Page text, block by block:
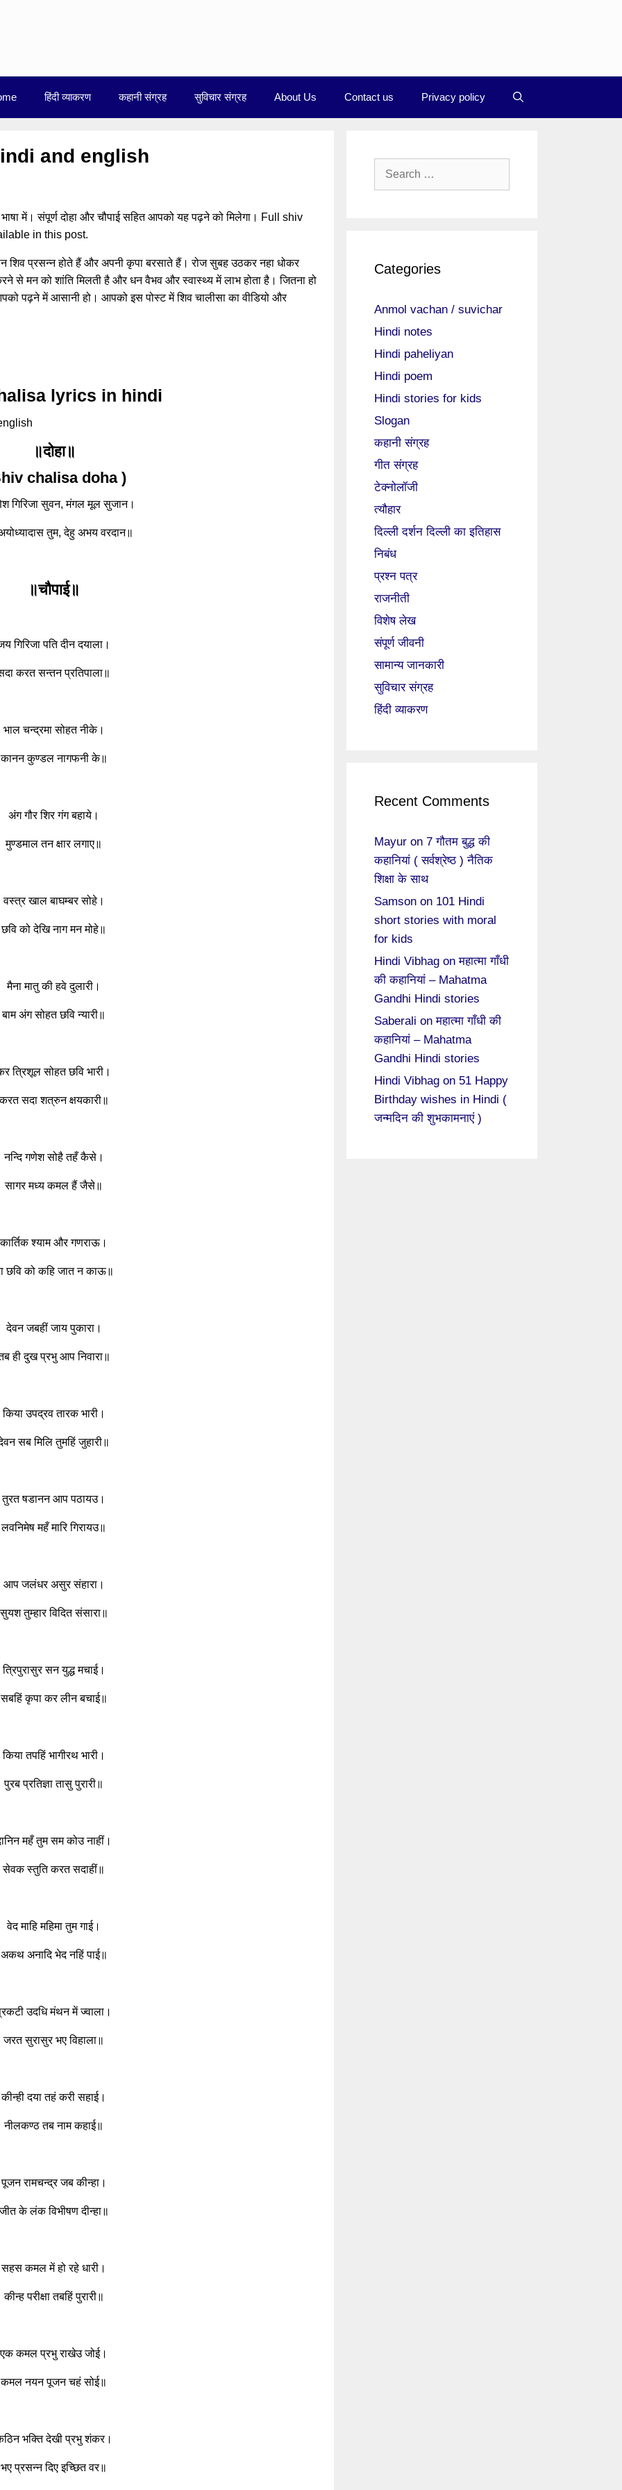
हिंदी व्याकरण कहानी संग्रह सुविचार संग्रह About Us Contact us Privacy policy
and english
में। संपूर्ण दोहा और चौपाई सहित आपको यह पढ़ने को मिलेगा। Full shiv
in this post.
शिव प्रसन्न होते हैं और अपनी कृपा बरसाते हैं। रोज सुबह उठकर नहा धोकर
से मन को शांति मिलती है और धन वैभव और स्वास्थ्य में लाभ होता है। जितना हो
पढ़ने में आसानी हो। आपको इस पोस्ट में शिव चालीसा का वीडियो और
lyrics in hindi
॥दोहा॥
chalisa doha )
गिरिजा सुवन, मंगल मूल सुजान।
तुम, देहु अभय वरदान॥
॥चौपाई॥
गिरिजा पति दीन दयाला।
करत सन्तन प्रतिपाला॥
भाल चन्द्रमा सोहत नीके।
कानन कुण्डल नागफनी के॥
अंग गौर शिर गंग बहाये।
मुण्डमाल तन क्षार लगाए॥
वस्त्र खाल बाघम्बर सोहे।
छवि को देखि नाग मन मोहे॥
मैना मातु की हवे दुलारी।
बाम अंग सोहत छवि न्यारी॥
त्रिशूल सोहत छवि भारी।
सदा शत्रुन क्षयकारी॥
नन्दि गणेश सोहै तहँ कैसे।
सागर मध्य कमल हैं जैसे॥
कार्तिक श्याम और गणराऊ।
छवि को कहि जात न काऊ॥
देवन जबहीं जाय पुकारा।
ही दुख प्रभु आप निवारा॥
किया उपद्रव तारक भारी।
सब मिलि तुमहिं जुहारी॥
तुरत षडानन आप पठायउ।
लवनिमेष महँ मारि गिरायउ॥
आप जलंधर असुर संहारा।
सुयश तुम्हार विदित संसारा॥
त्रिपुरासुर सन युद्ध मचाई।
सबहिं कृपा कर लीन बचाई॥
किया तपहिं भागीरथ भारी।
पुरब प्रतिज्ञा तासु पुरारी॥
महँ तुम सम कोउ नाहीं।
सेवक स्तुति करत सदाहीं॥
वेद माहि महिमा तुम गाई।
अकथ अनादि भेद नहिं पाई॥
उदधि मंथन में ज्वाला।
जरत सुरासुर भए विहाला॥
कीन्ही दया तहं करी सहाई।
नीलकण्ठ तब नाम कहाई॥
पूजन रामचन्द्र जब कीन्हा।
के लंक विभीषण दीन्हा॥
सहस कमल में हो रहे धारी।
कीन्ह परीक्षा तबहिं पुरारी॥
एक कमल प्रभु राखेउ जोई।
कमल नयन पूजन चहं सोई॥
भक्ति देखी प्रभु शंकर।
भए प्रसन्न दिए इच्छित वर॥
Search
Categories
Anmol vachan / suvichar
Hindi notes
Hindi paheliyan
Hindi poem
Hindi stories for kids
Slogan
कहानी संग्रह
गीत संग्रह
टेक्नोलॉजी
त्यौहार
दिल्ली दर्शन दिल्ली का इतिहास
निबंध
प्रश्न पत्र
राजनीती
विशेष लेख
संपूर्ण जीवनी
सामान्य जानकारी
सुविचार संग्रह
हिंदी व्याकरण
Recent Comments
Mayur on 7 गौतम बुद्ध की
कहानियां ( सर्वश्रेष्ठ ) नैतिक
शिक्षा के साथ
Samson on 101 Hindi
short stories with moral
for kids
Hindi Vibhag onमहात्मा गाँधी
की कहानियां – Mahatma
Gandhi Hindi stories
Saberali onमहात्मा गाँधी की
कहानियां – Mahatma
Gandhi Hindi stories
Hindi Vibhag on 51 Happy
Birthday wishes in Hindi (
जन्मदिन की शुभकामनाएं )